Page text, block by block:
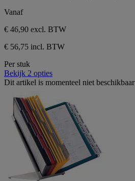
Vanaf
€ 46,90 excl. BTW
€ 56,75 incl. BTW
Per stuk
Bekijk 2 opties
Dit artikel is momenteel niet beschikbaar